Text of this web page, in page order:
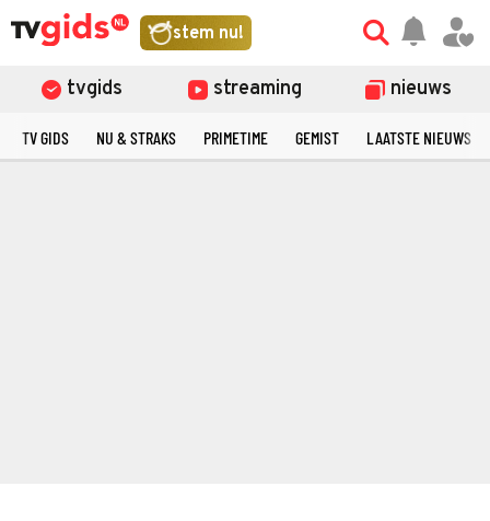
stem nu!
tvgids streaming nieuws
TV GIDS NU & STRAKS PRIMETIME GEMIST LAATSTE NIEUWS